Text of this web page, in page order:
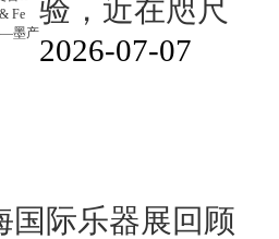
Fe
墨产
验，近在咫尺
2026-07-07
国际乐器展回顾